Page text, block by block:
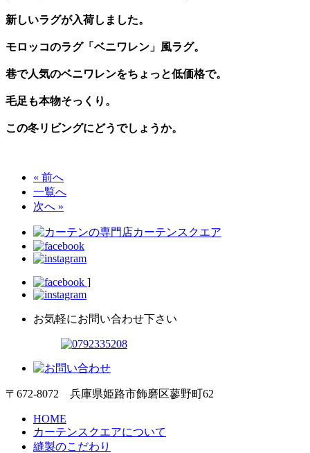
新しいラグが入荷しました。
モロッコのラグ「ベニワレン」風ラグ。
巷で人気のベニワレンをちょっと低価格で。
毛足も本物そっくり。
この冬リビングにどうでしょうか。
« 前へ
一覧へ
次へ »
]
お気軽にお問い合わせ下さい
〒672-8072 兵庫県姫路市飾磨区蓼野町62
HOME
カーテンスクエアについて
縫製のこだわり